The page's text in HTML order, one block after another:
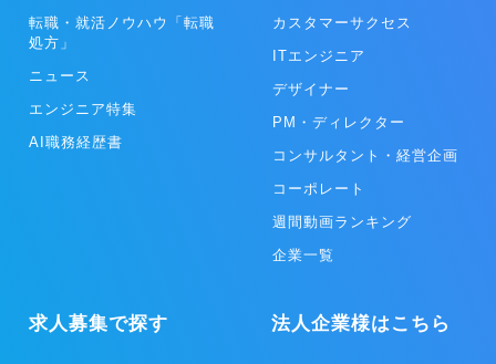
転職・就活ノウハウ「転職
処方」
ニュース
エンジニア特集
AI職務経歴書
カスタマーサクセス
ITエンジニア
デザイナー
PM・ディレクター
コンサルタント・経営企画
コーポレート
週間動画ランキング
企業一覧
求人募集で探す 法人企業様はこちら